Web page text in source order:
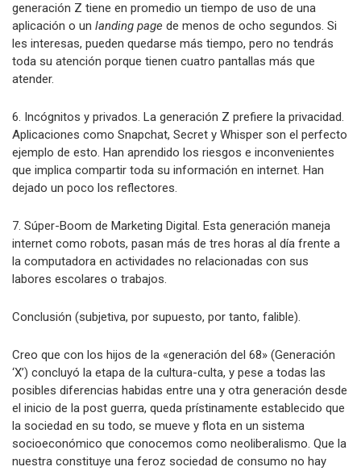
generación Z tiene en promedio un tiempo de uso de una
aplicación o un landing page de menos de ocho segundos. Si
les interesas, pueden quedarse más tiempo, pero no tendrás
toda su atención porque tienen cuatro pantallas más que
atender.
6. Incógnitos y privados. La generación Z prefiere la privacidad.
Aplicaciones como Snapchat, Secret y Whisper son el perfecto
ejemplo de esto. Han aprendido los riesgos e inconvenientes
que implica compartir toda su información en internet. Han
dejado un poco los reflectores.
7. Súper-Boom de Marketing Digital. Esta generación maneja
internet como robots, pasan más de tres horas al día frente a
la computadora en actividades no relacionadas con sus
labores escolares o trabajos.
Conclusión (subjetiva, por supuesto, por tanto, falible).
Creo que con los hijos de la «generación del 68» (Generación
‘X’) concluyó la etapa de la cultura-culta, y pese a todas las
posibles diferencias habidas entre una y otra generación desde
el inicio de la post guerra, queda prístinamente establecido que
la sociedad en su todo, se mueve y flota en un sistema
socioeconómico que conocemos como neoliberalismo. Que la
nuestra constituye una feroz sociedad de consumo no hay